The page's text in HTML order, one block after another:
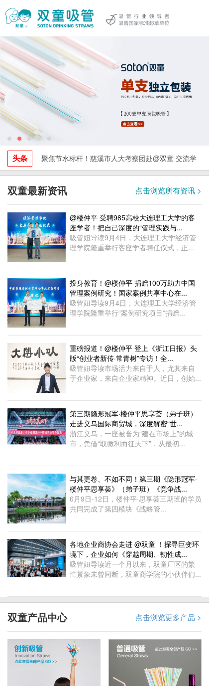
头条 聚焦节水标杆！慈溪市人大考察团赴@双童 交流学
习，探索水资源循环利用与绿色发展实践！
双童最新资讯 点击浏览所有资讯 >
@楼仲平 受聘985高校大连理工大学的客
座学者！把自己深度的“管理实践与...
吸管妞导读9月4日，大连理工大学经济管
理学院隆重举行客座学者聘任仪式，正...
投身教育！@楼仲平 捐赠100万助力中国
管理案例研究！国家案例共享中心在...
吸管妞导读9月4日，大连理工大学经济管
理学院隆重举行“案例研究项目”捐赠...
重磅报道！@楼仲平 登上《浙江日报》头
版“创业者新传·常青树”专访！全...
吸管妞导读市场活力来自于人，尤其来自
于企业家，来自企业家精神。近日，创始...
第三期隐形冠军·楼仲平思享荟（弟子班）
走进义乌国际商贸城，深度解密“世...
浙江义乌，一座被誉为“建在市场上”的城
市，凭借“取微利而征天下”，从最初...
与其更卷、不如不同！第三期《隐形冠军·
楼仲平思享荟》（弟子班）《竞争战...
6月9日-12日，楼仲平·思享荟三期班的学员
共同完成了第四模块《战略管...
各地企业商协会走进 @双童 ！探寻巨变环
境下，企业如何《穿越周期、韧性成...
吸管妞导读近一个月以来，双童厂区的繁
忙景象未曾间断，双童商学院的小伙伴们...
双童产品中心 点击浏览更多产品 >